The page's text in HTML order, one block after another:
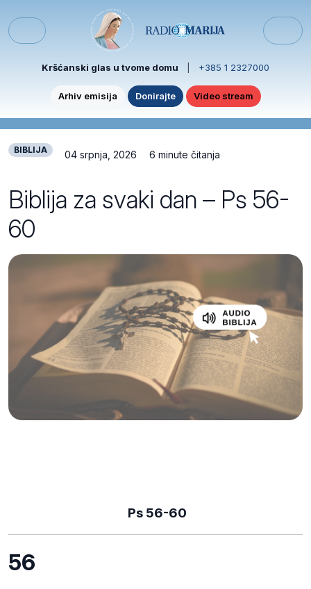
Menu
Kršćanski glas u tvome domu +385 1 2327000
Arhiv emisija Donirajte Video stream
BIBLIJA 04 srpnja, 2026 6 minute čitanja
Biblija za svaki dan – Ps 56-
60
Ps 56-60
56